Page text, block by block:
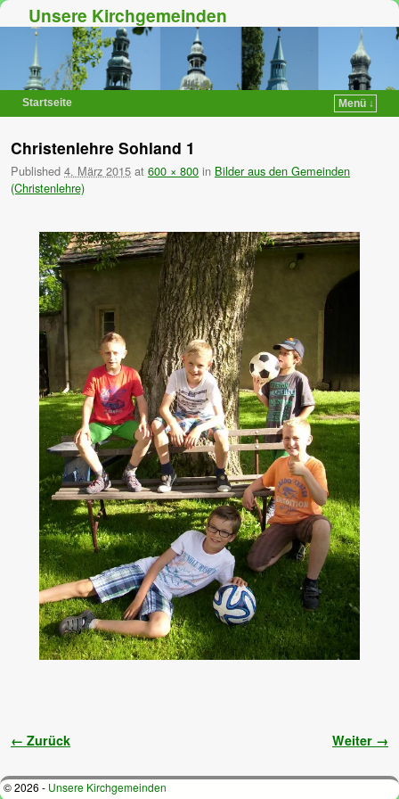
Unsere Kirchgemeinden
Startseite
Menü ↓
Christenlehre Sohland 1
Published 4. März 2015 at 600 × 800 in Bilder aus den Gemeinden
(Christenlehre)
Bilder-Navigation
← Zurück Weiter →
© 2026 - Unsere Kirchgemeinden